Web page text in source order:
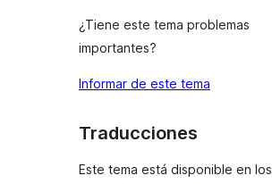
¿Tiene este tema problemas
importantes?
Informar de este tema
Traducciones
Este tema está disponible en los